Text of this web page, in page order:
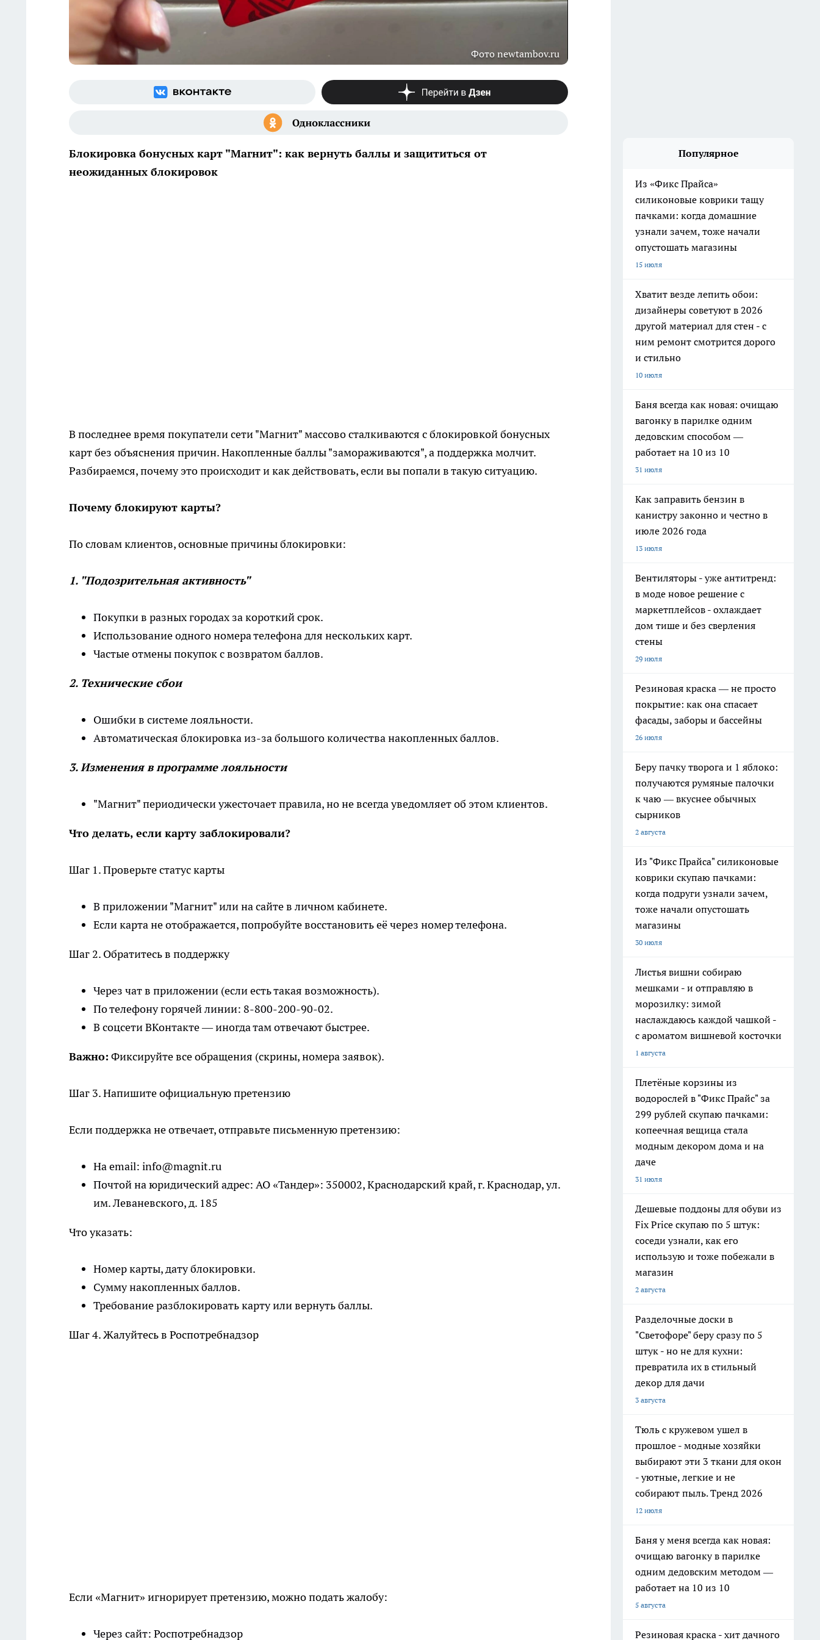
Фото newtambov.ru
Блокировка бонусных карт "Магнит": как вернуть баллы и защититься от
неожиданных блокировок
В последнее время покупатели сети "Магнит" массово сталкиваются с блокировкой бонусных
карт без объяснения причин. Накопленные баллы "замораживаются", а поддержка молчит.
Разбираемся, почему это происходит и как действовать, если вы попали в такую ситуацию.
Почему блокируют карты?
По словам клиентов, основные причины блокировки:
1. "Подозрительная активность"
Покупки в разных городах за короткий срок.
Использование одного номера телефона для нескольких карт.
Частые отмены покупок с возвратом баллов.
2. Технические сбои
Ошибки в системе лояльности.
Автоматическая блокировка из-за большого количества накопленных баллов.
3. Изменения в программе лояльности
"Магнит" периодически ужесточает правила, но не всегда уведомляет об этом клиентов.
Что делать, если карту заблокировали?
Шаг 1. Проверьте статус карты
В приложении "Магнит" или на сайте в личном кабинете.
Если карта не отображается, попробуйте восстановить её через номер телефона.
Шаг 2. Обратитесь в поддержку
Через чат в приложении (если есть такая возможность).
По телефону горячей линии: 8-800-200-90-02.
В соцсети ВКонтакте — иногда там отвечают быстрее.
Важно: Фиксируйте все обращения (скрины, номера заявок).
Шаг 3. Напишите официальную претензию
Если поддержка не отвечает, отправьте письменную претензию:
На email: info@magnit.ru
Почтой на юридический адрес: АО «Тандер»: 350002, Краснодарский край, г. Краснодар, ул.
им. Леваневского, д. 185
Что указать:
Номер карты, дату блокировки.
Сумму накопленных баллов.
Требование разблокировать карту или вернуть баллы.
Шаг 4. Жалуйтесь в Роспотребнадзор
Если «Магнит» игнорирует претензию, можно подать жалобу:
Через сайт: Роспотребнадзор
Популярное
Из «Фикс Прайса»
силиконовые коврики тащу
пачками: когда домашние
узнали зачем, тоже начали
опустошать магазины
15 июля
Хватит везде лепить обои:
дизайнеры советуют в 2026
другой материал для стен - с
ним ремонт смотрится дорого
и стильно
10 июля
Баня всегда как новая: очищаю
вагонку в парилке одним
дедовским способом —
работает на 10 из 10
31 июля
Как заправить бензин в
канистру законно и честно в
июле 2026 года
13 июля
Вентиляторы - уже антитренд:
в моде новое решение с
маркетплейсов - охлаждает
дом тише и без сверления
стены
29 июля
Резиновая краска — не просто
покрытие: как она спасает
фасады, заборы и бассейны
26 июля
Беру пачку творога и 1 яблоко:
получаются румяные палочки
к чаю — вкуснее обычных
сырников
2 августа
Из "Фикс Прайса" силиконовые
коврики скупаю пачками:
когда подруги узнали зачем,
тоже начали опустошать
магазины
30 июля
Листья вишни собираю
мешками - и отправляю в
морозилку: зимой
наслаждаюсь каждой чашкой -
с ароматом вишневой косточки
1 августа
Плетёные корзины из
водорослей в "Фикс Прайс" за
299 рублей скупаю пачками:
копеечная вещица стала
модным декором дома и на
даче
31 июля
Дешевые поддоны для обуви из
Fix Price скупаю по 5 штук:
соседи узнали, как его
использую и тоже побежали в
магазин
2 августа
Разделочные доски в
"Светофоре" беру сразу по 5
штук - но не для кухни:
превратила их в стильный
декор для дачи
3 августа
Тюль с кружевом ушел в
прошлое - модные хозяйки
выбирают эти 3 ткани для окон
- уютные, легкие и не
собирают пыль. Тренд 2026
12 июля
Баня у меня всегда как новая:
очищаю вагонку в парилке
одним дедовским методом —
работает на 10 из 10
5 августа
Резиновая краска - хит дачного